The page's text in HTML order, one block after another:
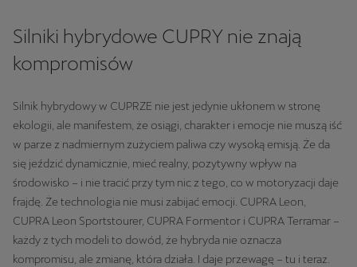
Silniki hybrydowe CUPRY nie znają
kompromisów
Silnik hybrydowy w CUPRZE nie jest jedynie ukłonem w stronę
ekologii, ale manifestem, że osiągi, charakter i emocje nie muszą iść
w parze z nadmiernym zużyciem paliwa czy wysoką emisją. Że da
się jeździć dynamicznie, mieć realny, pozytywny wpływ na
środowisko – i nie tracić przy tym nic z tego, co w motoryzacji daje
frajdę. Że technologia nie musi zabijać emocji. CUPRA Leon,
CUPRA Leon Sportstourer, CUPRA Formentor i CUPRA Terramar –
każdy z tych modeli to dowód, że hybryda nie oznacza
kompromisu, ale zmianę, która działa. I daje przewagę – tu i teraz.